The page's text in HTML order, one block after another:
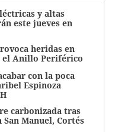
y altas
este jueves en
heridas en
el Anillo Periférico
con la poca
Espinoza
carbonizada tras
Manuel, Cortés